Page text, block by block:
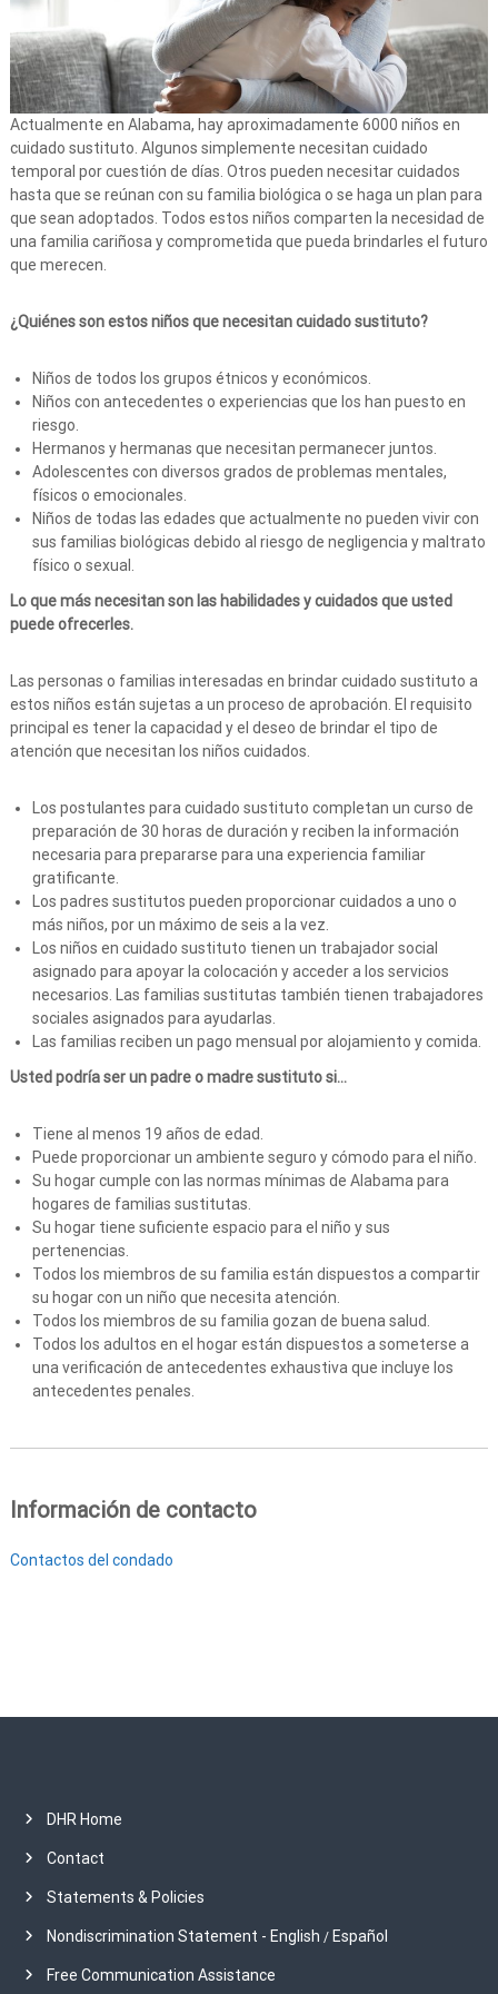
Actualmente en Alabama, hay aproximadamente 6000 niños en
cuidado sustituto. Algunos simplemente necesitan cuidado
temporal por cuestión de días. Otros pueden necesitar cuidados
hasta que se reúnan con su familia biológica o se haga un plan para
que sean adoptados. Todos estos niños comparten la necesidad de
una familia cariñosa y comprometida que pueda brindarles el futuro
que merecen.
¿Quiénes son estos niños que necesitan cuidado sustituto?
Niños de todos los grupos étnicos y económicos.
Niños con antecedentes o experiencias que los han puesto en
riesgo.
Hermanos y hermanas que necesitan permanecer juntos.
Adolescentes con diversos grados de problemas mentales,
físicos o emocionales.
Niños de todas las edades que actualmente no pueden vivir con
sus familias biológicas debido al riesgo de negligencia y maltrato
físico o sexual.
Lo que más necesitan son las habilidades y cuidados que usted
puede ofrecerles.
Las personas o familias interesadas en brindar cuidado sustituto a
estos niños están sujetas a un proceso de aprobación. El requisito
principal es tener la capacidad y el deseo de brindar el tipo de
atención que necesitan los niños cuidados.
Los postulantes para cuidado sustituto completan un curso de
preparación de 30 horas de duración y reciben la información
necesaria para prepararse para una experiencia familiar
gratificante.
Los padres sustitutos pueden proporcionar cuidados a uno o
más niños, por un máximo de seis a la vez.
Los niños en cuidado sustituto tienen un trabajador social
asignado para apoyar la colocación y acceder a los servicios
necesarios. Las familias sustitutas también tienen trabajadores
sociales asignados para ayudarlas.
Las familias reciben un pago mensual por alojamiento y comida.
Usted podría ser un padre o madre sustituto si...
Tiene al menos 19 años de edad.
Puede proporcionar un ambiente seguro y cómodo para el niño.
Su hogar cumple con las normas mínimas de Alabama para
hogares de familias sustitutas.
Su hogar tiene suficiente espacio para el niño y sus
pertenencias.
Todos los miembros de su familia están dispuestos a compartir
su hogar con un niño que necesita atención.
Todos los miembros de su familia gozan de buena salud.
Todos los adultos en el hogar están dispuestos a someterse a
una verificación de antecedentes exhaustiva que incluye los
antecedentes penales.
Información de contacto
Contactos del condado
DHR Home
Contact
Statements & Policies
Nondiscrimination Statement - English / Español
Free Communication Assistance